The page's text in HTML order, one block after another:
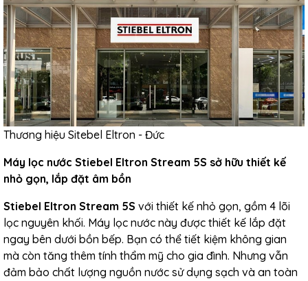
Thương hiệu Sitebel Eltron - Đức
Máy lọc nước Stiebel Eltron Stream 5S sở hữu thiết kế
nhỏ gọn, lắp đặt âm bồn
Stiebel Eltron Stream 5S với thiết kế nhỏ gọn, gồm 4 lõi
lọc nguyên khối. Máy lọc nước này được thiết kế lắp đặt
ngay bên dưới bồn bếp. Bạn có thể tiết kiệm không gian
mà còn tăng thêm tính thẩm mỹ cho gia đình. Nhưng vẫn
đảm bảo chất lượng nguồn nước sử dụng sạch và an toàn